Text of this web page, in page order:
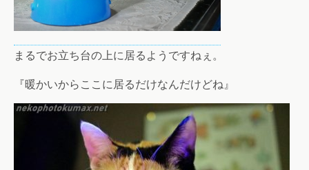
まるでお立ち台の上に居るようですねぇ。
『暖かいからここに居るだけなんだけどね』